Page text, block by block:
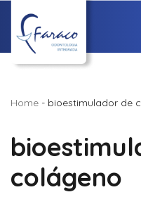
Pular
para
Home - bioestimulador de
colágeno